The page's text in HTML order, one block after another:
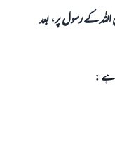
کے رسول پر، بعد
ہے: